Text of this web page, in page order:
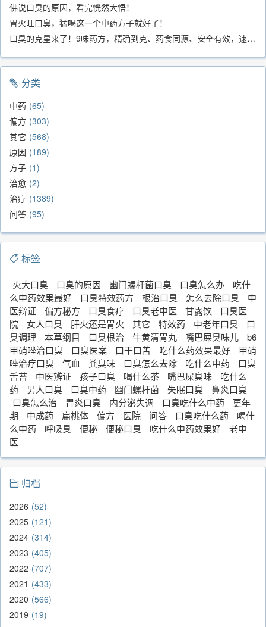
佛说口臭的原因，看完恍然大悟！
胃火旺口臭，猛喝这一个中药方子就好了！
口臭的克星来了！9味药方，精确到克、药食同源、安全有效，速看！
分类
中药 65
偏方 303
其它 568
原因 189
方子 1
治愈 2
治疗 1389
问答 95
标签
火大口臭 口臭的原因 幽门螺杆菌口臭 口臭怎么办
吃什
么中药效果最好
口臭特效药方 根治口臭 怎么去除口臭
中
医辩证
偏方秘方 口臭食疗 口臭老中医 甘露饮
口臭医
院
女人口臭 肝火还是胃火 其它 特效药 中老年口臭
口
臭调理
本草纲目 口臭根治 牛黄清胃丸 嘴巴屎臭味儿
b6
甲硝唑治口臭
口臭医案 口干口苦 吃什么药效果最好
甲硝
唑治疗口臭
气血 粪臭味 口臭怎么去除 吃什么中药
口臭
舌苔
中医辨证 孩子口臭 喝什么茶 嘴巴屎臭味
吃什么
药
男人口臭 口臭中药 幽门螺杆菌 失眠口臭
鼻炎口臭
口臭怎么治
胃炎口臭 内分泌失调 口臭吃什么中药
更年
期
中成药 扁桃体 偏方 医院 问答 口臭吃什么药
喝什
么中药
呼吸臭 便秘 便秘口臭 吃什么中药效果好
老中
医
归档
2026 52
2025 121
2024 314
2023 405
2022 707
2021
433
2020 566
2019 19